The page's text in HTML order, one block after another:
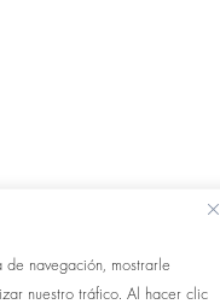
navegación, mostrarle
nuestro tráfico. Al hacer clic